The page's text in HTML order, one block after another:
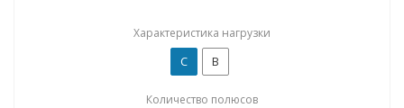
Характеристика нагрузки
C B
Количество полюсов